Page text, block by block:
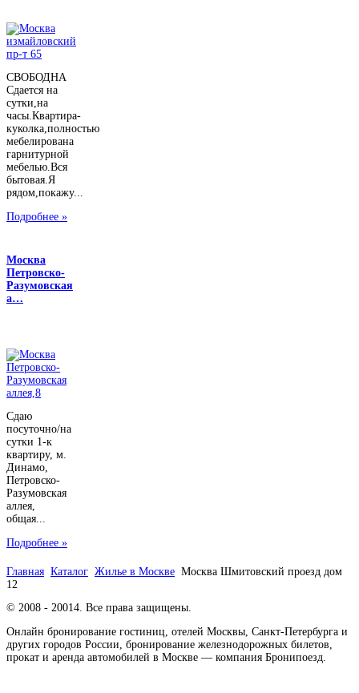
СВОБОДНА
Сдается на
сутки,на
часы.Квартира-
куколка,полностью
мебелирована
гарнитурной
мебелью.Вся
бытовая.Я
рядом,покажу...
Подробнее »
Москва
Петровско-
Разумовская
а…
Сдаю
посуточно/на
сутки 1-к
квартиру, м.
Динамо,
Петровско-
Разумовская
аллея,
общая...
Подробнее »
Главная Каталог Жилье в Москве Москва Шмитовский проезд дом
12
© 2008 - 20014. Все права защищены.
Онлайн бронирование гостиниц, отелей Москвы, Санкт-Петербурга и
других городов России, бронирование железнодорожных билетов,
прокат и аренда автомобилей в Москве — компания Бронипоезд.